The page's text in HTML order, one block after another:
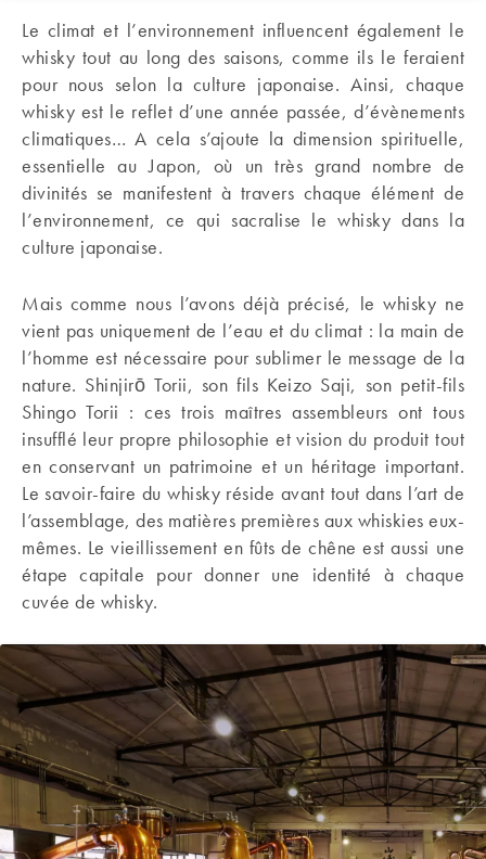
Le climat et l’environnement influencent également le
whisky tout au long des saisons, comme ils le feraient
pour nous selon la culture japonaise. Ainsi, chaque
whisky est le reflet d’une année passée, d’évènements
climatiques… A cela s’ajoute la dimension spirituelle,
essentielle au Japon, où un très grand nombre de
divinités se manifestent à travers chaque élément de
l’environnement, ce qui sacralise le whisky dans la
culture japonaise.
Mais comme nous l’avons déjà précisé, le whisky ne
vient pas uniquement de l’eau et du climat : la main de
l’homme est nécessaire pour sublimer le message de la
nature. Shinjirō Torii, son fils Keizo Saji, son petit-fils
Shingo Torii : ces trois maîtres assembleurs ont tous
insufflé leur propre philosophie et vision du produit tout
en conservant un patrimoine et un héritage important.
Le savoir-faire du whisky réside avant tout dans l’art de
l’assemblage, des matières premières aux whiskies eux-
mêmes. Le vieillissement en fûts de chêne est aussi une
étape capitale pour donner une identité à chaque
cuvée de whisky.